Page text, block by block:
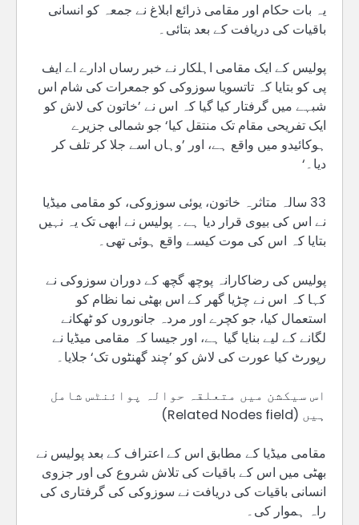
یہ بات حکام اور مقامی ذرائع ابلاغ نے جمعہ کو انسانی
باقیات کی دریافت کے بعد بتائی۔
پولیس کے ایک مقامی اہلکار نے خبر رساں ادارے اے ایف
پی کو بتایا کہ تاتسویا سوزوکی کو جمعرات کی شام اس
شبہے میں گرفتار کیا گیا کہ اس نے ’خاتون کی لاش کو
ایک تفریحی مقام تک منتقل کیا‘ جو شمالی جزیرے
ہوکائیدو میں واقع ہے، اور ’وہاں اسے جلا کر تلف کر
دیا۔‘
33 سالہ متاثرہ خاتون، یوئی سوزوکی، کو مقامی میڈیا
نے اس کی بیوی قرار دیا ہے۔ پولیس نے ابھی تک یہ نہیں
بتایا کہ اس کی موت کیسے واقع ہوئی تھی۔
پولیس کی رضاکارانہ پوچھ گچھ کے دوران سوزوکی نے
کہا کہ اس نے چڑیا گھر کے اس بھٹی نما نظام کو
استعمال کیا، جو کچرے اور مردہ جانوروں کو ٹھکانے
لگانے کے لیے بنایا گیا ہے، اور جیسا کہ مقامی میڈیا نے
رپورٹ کیا عورت کی لاش کو ’چند گھنٹوں تک‘ جلایا۔
اس سیکشن میں متعلقہ حوالہ پوائنٹس شامل
ہیں (Related Nodes field)
مقامی میڈیا کے مطابق اس کے اعتراف کے بعد پولیس نے
بھٹی میں اس کے باقیات کی تلاش شروع کی اور جزوی
انسانی باقیات کی دریافت نے سوزوکی کی گرفتاری کی
راہ ہموار کی۔